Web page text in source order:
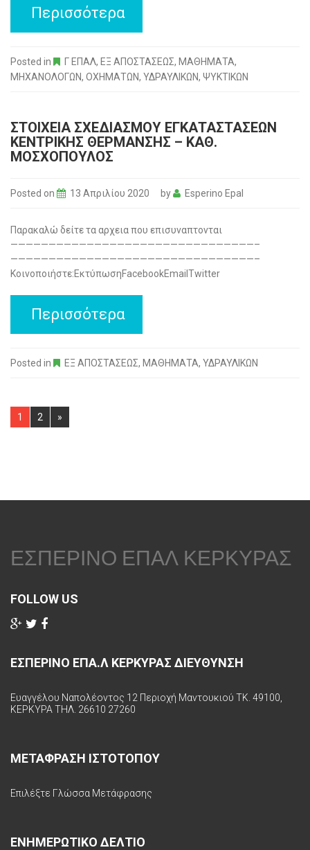
Περισσότερα
Posted in Γ ΕΠΑΛ, ΕΞ ΑΠΟΣΤΑΣΕΩΣ, ΜΑΘΗΜΑΤΑ,
ΜΗΧΑΝΟΛΟΓΩΝ, ΟΧΗΜΑΤΩΝ, ΥΔΡΑΥΛΙΚΩΝ, ΨΥΚΤΙΚΩΝ
ΣΤΟΙΧΕΙΑ ΣΧΕΔΙΑΣΜΟΥ ΕΓΚΑΤΑΣΤΑΣΕΩΝ
ΚΕΝΤΡΙΚΗΣ ΘΕΡΜΑΝΣΗΣ – ΚΑΘ.
ΜΟΣΧΟΠΟΥΛΟΣ
Posted on 13 Απριλίου 2020 by Esperino Epal
Παρακαλώ δείτε τα αρχεια που επισυναπτονται
————————————————————————————————–
————————————————————————————————–
Κοινοποιήστε:ΕκτύπωσηFacebookEmailTwitter
Περισσότερα
Posted in ΕΞ ΑΠΟΣΤΑΣΕΩΣ, ΜΑΘΗΜΑΤΑ, ΥΔΡΑΥΛΙΚΩΝ
Pages:
1 2 »
ΕΣΠΕΡΙΝΟ ΕΠΑΛ ΚΕΡΚΥΡΑΣ
FOLLOW US
ΕΣΠΕΡΙΝΟ ΕΠΑ.Λ ΚΕΡΚΥΡΑΣ ΔΙΕΥΘΥΝΣΗ
Ευαγγέλου Ναπολέοντος 12 Περιοχή Μαντουκιού ΤΚ. 49100,
ΚΕΡΚΥΡΑ ΤΗΛ. 26610 27260
ΜΕΤΑΦΡΑΣΗ ΙΣΤΟΤΟΠΟΥ
Επιλέξτε Γλώσσα Μετάφρασης
ΕΝΗΜΕΡΩΤΙΚΟ ΔΕΛΤΙΟ